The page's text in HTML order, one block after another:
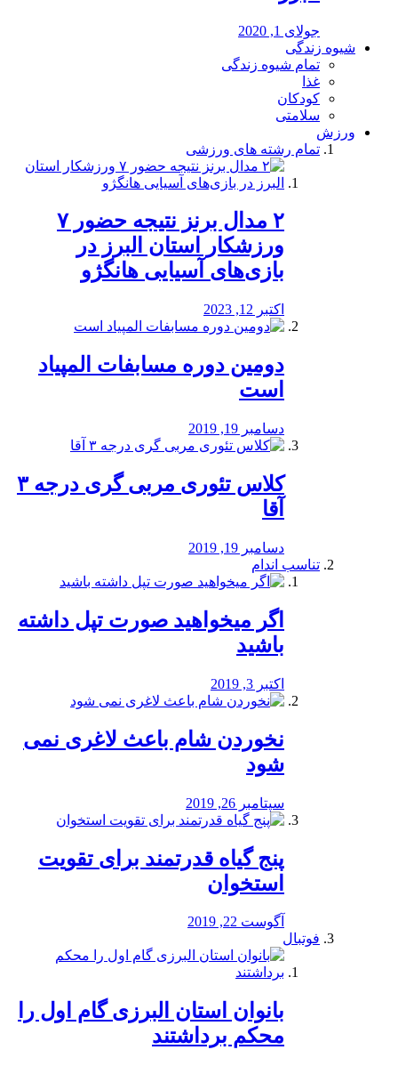
جولای 1, 2020
شیوه زندگی
تمام شیوه زندگی
غذا
کودکان
سلامتی
ورزش
تمام رشته های ورزشی
۲ مدال برنز نتیجه حضور ۷
ورزشکار استان البرز در
بازی‌های آسیایی هانگژو
اکتبر 12, 2023
دومین دوره مسابفات المپیاد
است
دسامبر 19, 2019
کلاس تئوری مربی گری درجه ۳
آقا
دسامبر 19, 2019
تناسب اندام
اگر میخواهید صورت تپل داشته
باشید
اکتبر 3, 2019
نخوردن شام باعث لاغری نمی
‌شود
سپتامبر 26, 2019
پنج گیاه قدرتمند برای تقویت
استخوان
آگوست 22, 2019
فوتبال
بانوان استان البرزی گام اول را
محكم برداشتند